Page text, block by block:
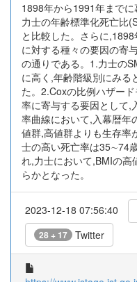
1898年から1991年まで
力士の年齢標準化死亡比
と比較した。さらに
に対する種々の要因の寄
の通りである。1.力士の
に高く,年齢階級別にみ
た。2.Coxの比例ハザー
率に寄与する要因として,
率曲線において,入幕暦年
値群,高値群よりも生存率
士の高い死亡率は35∼74
れ,力士において,BMIの高
らかとなった。
2023-12-18 07:56:40
28 + 17 Twitter